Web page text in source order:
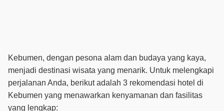
Kebumen, dengan pesona alam dan budaya yang kaya,
menjadi destinasi wisata yang menarik. Untuk melengkapi
perjalanan Anda, berikut adalah 3 rekomendasi hotel di
Kebumen yang menawarkan kenyamanan dan fasilitas
yang lengkap: